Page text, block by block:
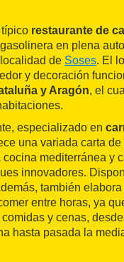
restaurante de
en plena
de Soses. El
y decoración
y Aragón, el
especializado en
una variada carta de
cocina mediterránea y
innovadores.
también
entre horas, ya
y cenas,
hasta pasada la